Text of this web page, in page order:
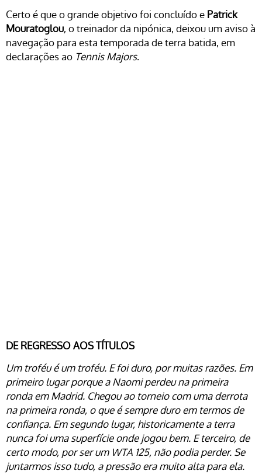
Certo é que o grande objetivo foi concluído e Patrick
Mouratoglou, o treinador da nipónica, deixou um aviso à
navegação para esta temporada de terra batida, em
declarações ao Tennis Majors.
DE REGRESSO AOS TÍTULOS
Um troféu é um troféu. E foi duro, por muitas razões. Em
primeiro lugar porque a Naomi perdeu na primeira
ronda em Madrid. Chegou ao torneio com uma derrota
na primeira ronda, o que é sempre duro em termos de
confiança. Em segundo lugar, historicamente a terra
nunca foi uma superfície onde jogou bem. E terceiro, de
certo modo, por ser um WTA 125, não podia perder. Se
juntarmos isso tudo, a pressão era muito alta para ela.